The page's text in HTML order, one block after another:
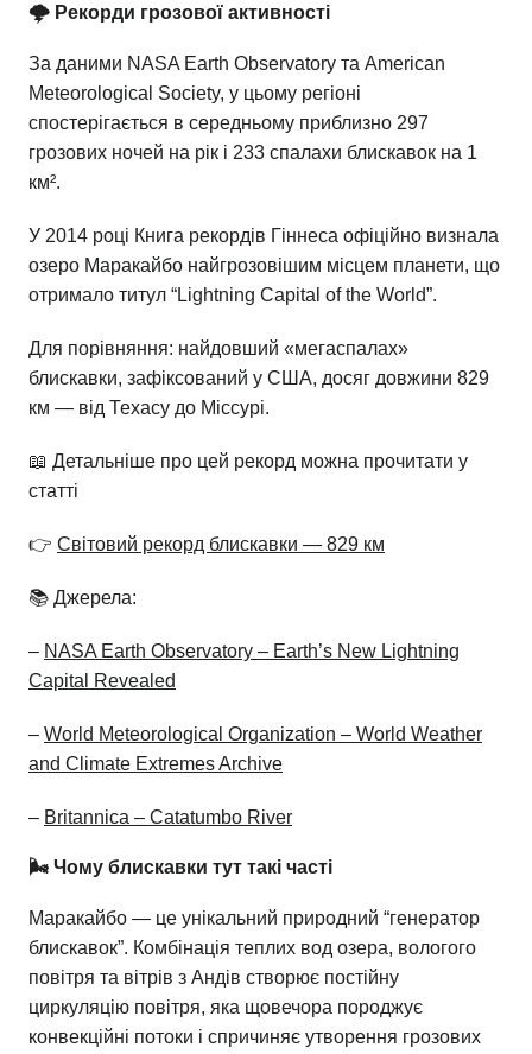
🌩️ Рекорди грозової активності
За даними NASA Earth Observatory та American
Meteorological Society, у цьому регіоні
спостерігається в середньому приблизно 297
грозових ночей на рік і 233 спалахи блискавок на 1
км².
У 2014 році Книга рекордів Гіннеса офіційно визнала
озеро Маракайбо найгрозовішим місцем планети, що
отримало титул “Lightning Capital of the World”.
Для порівняння: найдовший «мегаспалах»
блискавки, зафіксований у США, досяг довжини 829
км — від Техасу до Міссурі.
📖 Детальніше про цей рекорд можна прочитати у
статті
👉 Світовий рекорд блискавки — 829 км
📚 Джерела:
– NASA Earth Observatory – Earth’s New Lightning
Capital Revealed
– World Meteorological Organization – World Weather
and Climate Extremes Archive
– Britannica – Catatumbo River
🌬️ Чому блискавки тут такі часті
Маракайбо — це унікальний природний “генератор
блискавок”. Комбінація теплих вод озера, вологого
повітря та вітрів з Андів створює постійну
циркуляцію повітря, яка щовечора породжує
конвекційні потоки і спричиняє утворення грозових